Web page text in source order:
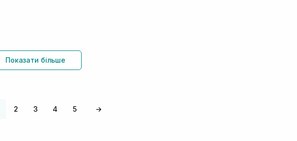
Показати більше
2 3 4 5 →